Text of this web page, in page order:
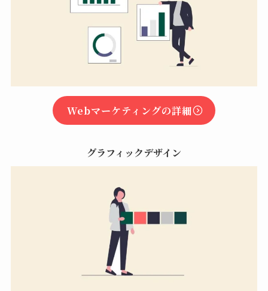
Webマーケティングの詳細
グラフィックデザイン